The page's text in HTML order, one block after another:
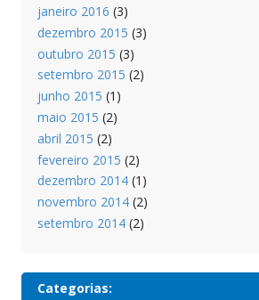
janeiro 2016 (3)
dezembro 2015 (3)
outubro 2015 (3)
setembro 2015 (2)
junho 2015 (1)
maio 2015 (2)
abril 2015 (2)
fevereiro 2015 (2)
dezembro 2014(1)
novembro 2014(2)
setembro 2014(2)
Categorias: